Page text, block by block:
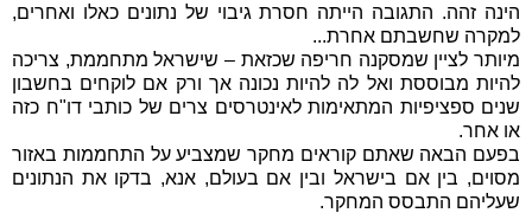
הינה זהה. התגובה הייתה חסרת גיבוי של נתונים כאלו ואחרים,
למקרה שחשבתם אחרת...
מיותר לציין שמסקנה חריפה שכזאת – שישראל מתחממת, צריכה
להיות מבוססת ואל לה להיות נכונה אך ורק אם לוקחים בחשבון
שנים ספציפיות המתאימות לאינטרסים צרים של כותבי דו"ח כזה
או אחר.
בפעם הבאה שאתם קוראים מחקר שמצביע על התחממות באזור
מסוים, בין אם בישראל ובין אם בעולם, אנא, בדקו את הנתונים
שעליהם התבסס המחקר.